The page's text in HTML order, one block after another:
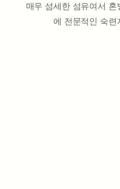
매우 섬세한 섬유여서
에 전문적인 숙련